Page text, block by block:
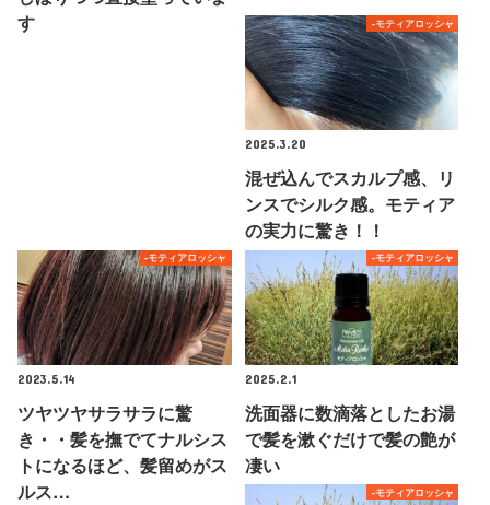
す
-モティアロッシャ
2025.3.20
混ぜ込んでスカルプ感、リ
ンスでシルク感。モティア
の実力に驚き！！
-モティアロッシャ
2023.5.14
ツヤツヤサラサラに驚
き・・髪を撫でてナルシス
トになるほど、髪留めがス
ルス…
-モティアロッシャ
2025.2.1
洗面器に数滴落としたお湯
で髪を漱ぐだけで髪の艶が
凄い
-モティアロッシャ